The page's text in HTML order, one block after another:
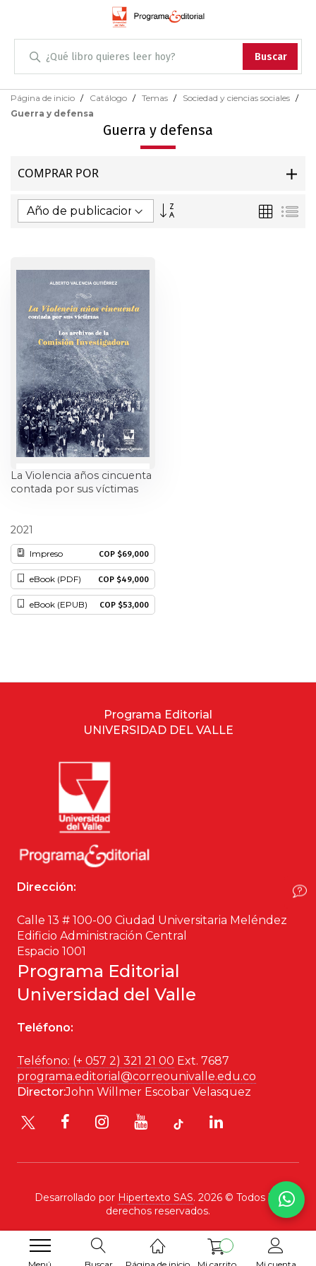
Buscar
Administración
Antropología
Ciencias
Ciencia política
Ciencias Sociales
Conflicto Armado
Construcción de paz
Derecho
Diseño
Economía
Educación
Estudios regionales
Finanzas
Física
Geografía
Historia
Literatura
Matemáticas
Narcotráfico
Skip
Página de inicio Catálogo Temas
Sociedad y ciencias sociales
Guerra y defensa
Guerra y defensa
COMPRAR POR
Dirección
Parrilla
La Violencia años cincuenta
contada por sus víctimas
2021
eBook (PDF) COP $49,000
eBook (EPUB) COP $53,000
Impreso COP $69,000
Programa Editorial
UNIVERSIDAD DEL VALLE
Dirección:
Calle 13 # 100-00 Ciudad Universitaria Meléndez
Edificio Administración Central
Espacio 1001
Programa Editorial
Universidad del Valle
Teléfono:
Teléfono: (+ 057 2) 321 21 00 Ext. 7687
programa.editorial@correounivalle.edu.co
Director:John Willmer Escobar Velasquez
Desarrollado por Hipertexto SAS. 2026 © Todos los
derechos reservados.